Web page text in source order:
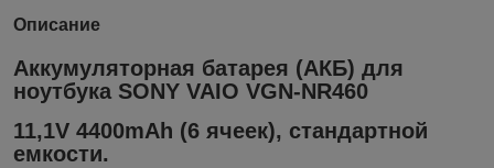
Описание
Аккумуляторная батарея (АКБ) для
ноутбука SONY VAIO VGN-NR460
11,1V 4400mAh (6 ячеек), стандартной
емкости.